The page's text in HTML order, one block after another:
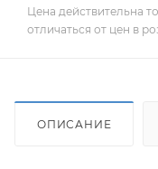
Цена действительна
отличаться от цен в
ОПИСАНИЕ